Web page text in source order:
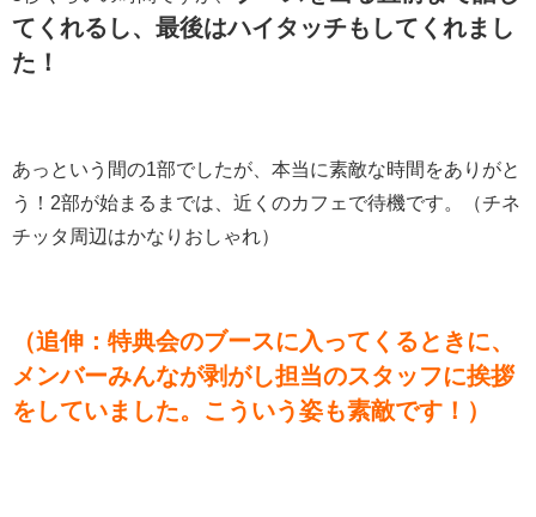
てくれるし、最後はハイタッチもしてくれまし
た！
あっという間の1部でしたが、本当に素敵な時間をありがと
う！2部が始まるまでは、近くのカフェで待機です。（チネ
チッタ周辺はかなりおしゃれ）
（追伸：特典会のブースに入ってくるときに、
メンバーみんなが剥がし担当のスタッフに挨拶
をしていました。こういう姿も素敵です！）